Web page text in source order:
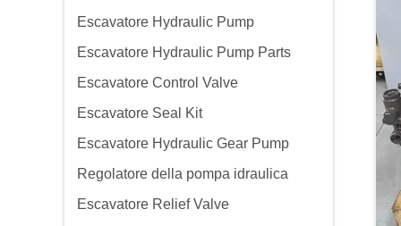
Escavatore Hydraulic Pump
Escavatore Hydraulic Pump Parts
Escavatore Control Valve
Escavatore Seal Kit
Escavatore Hydraulic Gear Pump
Regolatore della pompa idraulica
Escavatore Relief Valve